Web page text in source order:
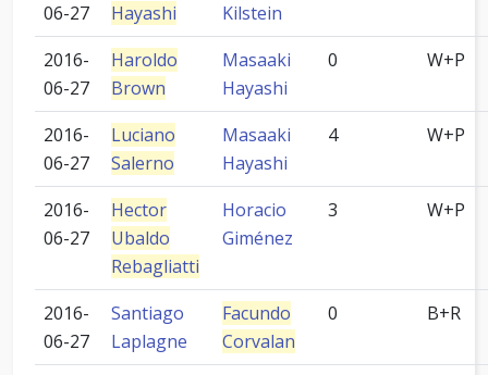
06-27
Hayashi
Kilstein
2016-
06-27
Haroldo
Brown
Masaaki
Hayashi
0 W+P
2016-
06-27
Luciano
Salerno
Masaaki
Hayashi
4 W+P
2016-
06-27
Hector
Ubaldo
Rebagliatti
Horacio
Giménez
3 W+P
2016-
06-27
Santiago
Laplagne
Facundo
Corvalan
0 B+R